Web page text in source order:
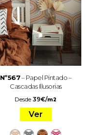
Nº567– Papel Pintado –
Cascadas Illusorias
Desde39€/m2
Ver